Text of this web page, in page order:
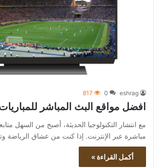
eshrag
0
817
افضل مواقع البث المباشر
مع انتشار التكنولوجيا الحديثة، أصبح من السهل
مباشرة عبر الإنترنت. إذا كنت من عشاق الرياضة
أكمل القراءة »